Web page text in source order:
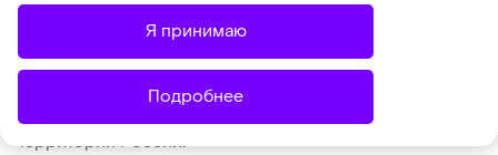
«Ростелеком» включает семь макрорегиональных
филиалов (МРФ) и несколько десятков дочерних
организаций (
), оказывающих услуги на всей
территории России.
Я принимаю
Подробнее